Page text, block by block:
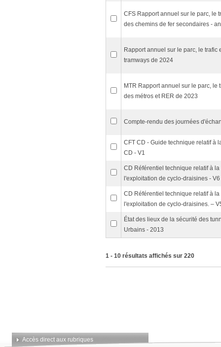
CFS Rapport annuel sur le parc, le
des chemins de fer secondaires -
Rapport annuel sur le parc, le trafic
tramways de 2024
MTR Rapport annuel sur le parc, le
des métros et RER de 2023
Compte-rendu des journées
CFT CD - Guide technique relatif à
CD - V1
CD Référentiel technique relatif à
l'exploitation de cyclo-draisines - V6
CD Référentiel technique relatif à
l'exploitation de cyclo-draisines. –
État des lieux de la sécurité des
Urbains - 2013
1 - 10 résultats affichés sur 220
Accès direct aux rubriques